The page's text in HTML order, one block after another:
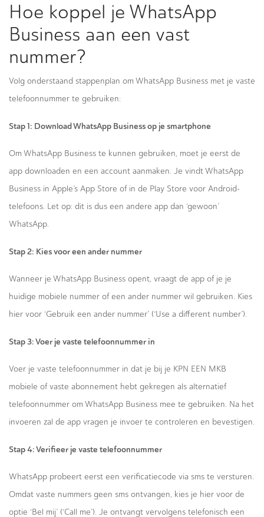
Hoe koppel je WhatsApp
Business aan een vast
nummer?
Volg onderstaand stappenplan om WhatsApp Business met je vaste
telefoonnummer te gebruiken:
Stap 1: Download WhatsApp Business op je smartphone
Om WhatsApp Business te kunnen gebruiken, moet je eerst de
app downloaden en een account aanmaken. Je vindt WhatsApp
Business in Apple’s App Store of in de Play Store voor Android-
telefoons. Let op: dit is dus een andere app dan ‘gewoon’
WhatsApp.
Stap 2: Kies voor een ander nummer
Wanneer je WhatsApp Business opent, vraagt de app of je je
huidige mobiele nummer of een ander nummer wil gebruiken. Kies
hier voor ‘Gebruik een ander nummer’ (‘Use a different number’).
Stap 3: Voer je vaste telefoonnummer in
Voer je vaste telefoonnummer in dat je bij je KPN EEN MKB
mobiele of vaste abonnement hebt gekregen als alternatief
telefoonnummer om WhatsApp Business mee te gebruiken. Na het
invoeren zal de app vragen je invoer te controleren en bevestigen.
Stap 4: Verifieer je vaste telefoonnummer
WhatsApp probeert eerst een verificatiecode via sms te versturen.
Omdat vaste nummers geen sms ontvangen, kies je hier voor de
optie ‘Bel mij’ (‘Call me’). Je ontvangt vervolgens telefonisch een